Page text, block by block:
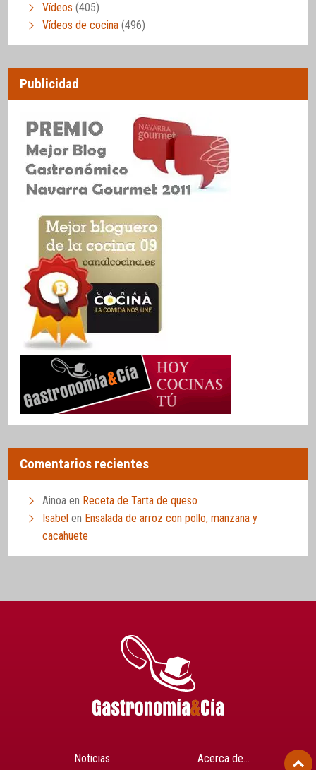
Vídeos (405)
Vídeos de cocina (496)
Publicidad
Comentarios recientes
Ainoa en Receta de Tarta de queso
Isabel en Ensalada de arroz con pollo, manzana y
cacahuete
Noticias Acerca de…